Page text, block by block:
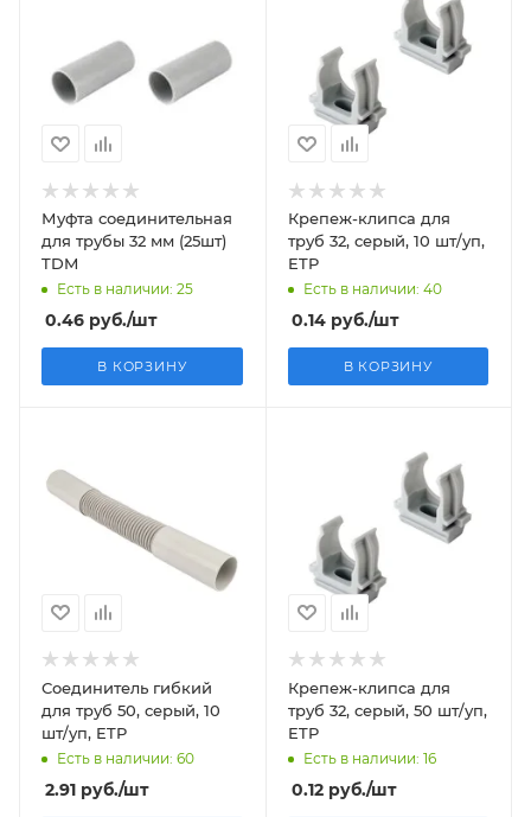
Муфта соединительная
для трубы 32 мм (25шт)
TDM
Есть в наличии: 25
0.46 руб./шт
В КОРЗИНУ
Крепеж-клипса для
труб 32, серый, 10 шт/уп,
ETP
Есть в наличии: 40
0.14руб./шт
В КОРЗИНУ
Соединитель гибкий
для труб 50, серый, 10
шт/уп, ETP
Есть в наличии: 60
2.91 руб./шт
Крепеж-клипса для
труб 32, серый, 50 шт/уп,
ETP
Есть в наличии: 16
0.12руб./шт